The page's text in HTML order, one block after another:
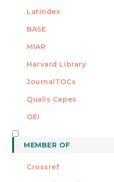
Latindex
BASE
MIAR
Harvard Library
JournalTOCs
Qualis Capes
OEI
MEMBER OF
Crossref